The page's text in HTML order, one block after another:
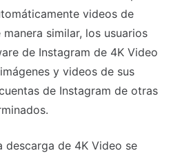
videos de
similar, los usuarios
de Instagram de 4K Video
y videos de sus
de Instagram de otras
descarga de 4K Video se